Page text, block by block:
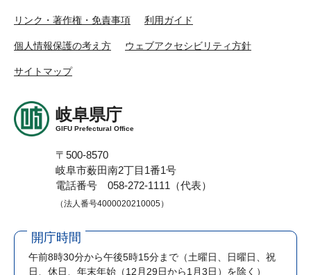
リンク・著作権・免責事項 利用ガイド
個人情報保護の考え方 ウェブアクセシビリティ方針
サイトマップ
岐阜県庁
GIFU Prefectural Office
〒500-8570
岐阜市薮田南2丁目1番1号
電話番号 058-272-1111（代表）
（法人番号4000020210005）
開庁時間
午前8時30分から午後5時15分まで （土曜日、日曜日、祝
日、休日、年末年始（12月29日から1月3日）を除く）